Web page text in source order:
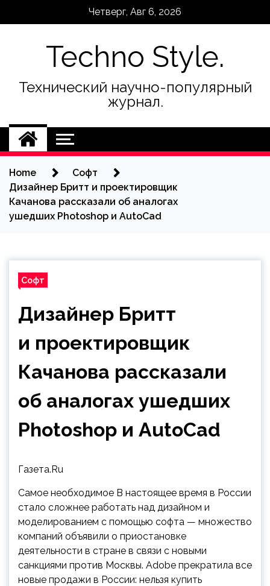
Четверг, Авг 6, 2026
Techno Style.
Технический научно-популярный
журнал.
Home
Софт
Дизайнер Бритт и проектировщик
Качанова рассказали об аналогах
ушедших Photoshop и AutoCad
Софт
Дизайнер Бритт
и проектировщик
Качанова рассказали
об аналогах ушедших
Photoshop и AutoCad
Газета.Ru
Самое необходимое В настоящее время в России
стало сложнее работать над дизайном и
моделированием с помощью софта — множество
компаний объявили о приостановке
деятельности в стране в связи с новыми
санкциями против Москвы. Adobe прекратила все
новые продажи в России: нельзя купить